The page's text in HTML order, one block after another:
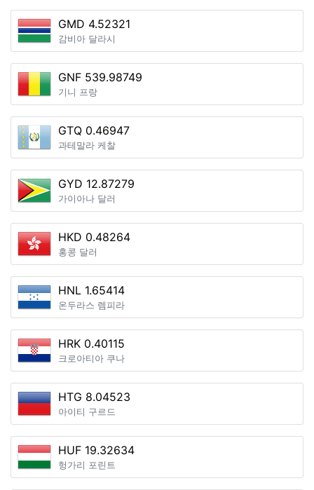
GMD 4.52321
감비아 달라시
GNF 539.98749
기니 프랑
GTQ 0.46947
과테말라 케찰
GYD 12.87279
가이아나 달러
HKD 0.48264
홍콩 달러
HNL 1.65414
온두라스 렘피라
HRK 0.40115
크로아티아 쿠나
HTG 8.04523
아이티 구르드
HUF 19.32634
헝가리 포린트